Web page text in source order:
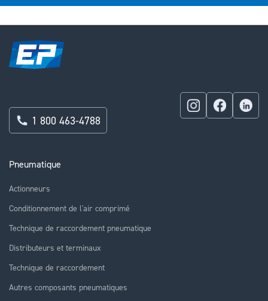
Pneumatique
Actionneurs
Conditionnement de l'air comprimé
Technique de raccordement pneumatique
Distributeurs et terminaux
Technique de raccordement
Autres composants pneumatiques
1 800 463-4788